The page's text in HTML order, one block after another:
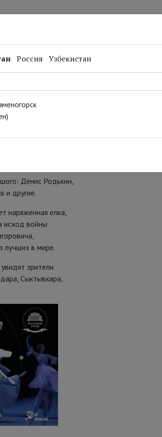
Большого театра в
прямую трансляцию
Денис Родькин,
и другие.
наряженная елка,
исход войны
лучших в мире.
зрители
Сыктывкара,
Россия Узбекистан